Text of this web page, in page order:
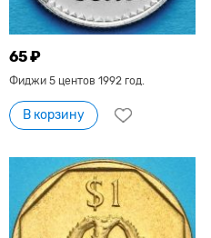
65 ₽
Фиджи 5 центов 1992 год.
В корзину